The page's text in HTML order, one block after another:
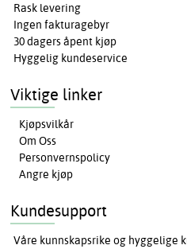
Rask levering
Ingen fakturagebyr
30 dagers åpent kjøp
Hyggelig kundeservice
Viktige linker
Kjøpsvilkår
Om Oss
Personvernspolicy
Angre kjøp
Kundesupport
Våre kunnskapsrike og hyggelige